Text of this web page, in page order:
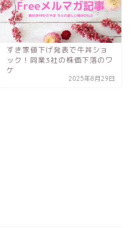
すき家値下げ発表で牛丼ショ
ック！同業3社の株価下落のワ
ケ
2025年8月29日